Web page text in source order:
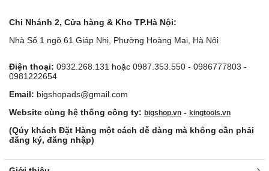
Chi Nhánh 2, Cửa hàng & Kho TP.Hà Nội:
Nhà Số 1 ngõ 61 Giáp Nhị, Phường Hoàng Mai, Hà Nội
Điện thoại: 0932.268.131 hoặc 0987.353.550 - 0986777803 -
0981222654
Email: bigshopads@gmail.com
Website cùng hệ thống công ty: bigshop.vn - kingtools.vn
(Qúy khách Đặt Hàng một cách dễ dàng mà không cần phải
đăng ký, đăng nhập)